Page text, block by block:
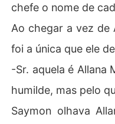
chefe o nome de
Ao chegar a vez de
foi a única que ele
-Sr. aquela é Allana
humilde, mas pelo
Saymon olhava